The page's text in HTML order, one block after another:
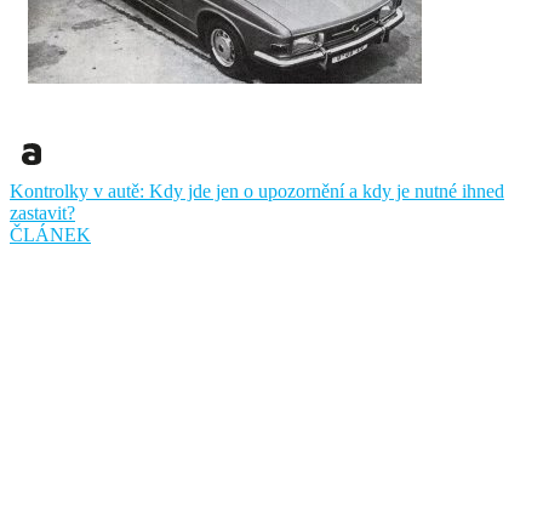
Kontrolky v autě: Kdy jde jen o upozornění a kdy je nutné ihned
zastavit?
ČLÁNEK